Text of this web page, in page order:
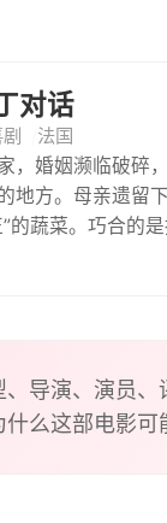
对话
法国
，婚姻濒临破碎
地方。母亲遗留
的蔬菜。巧合的
导演、演员
么这部电影可